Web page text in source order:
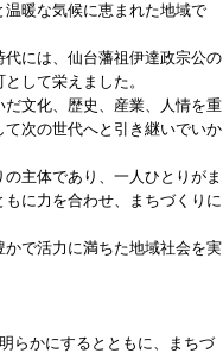
暖な気候に恵まれた地域で
には、仙台藩祖伊達政宗公の
して栄えました。
文化、歴史、産業、人情を重
次の世代へと引き継いでいか
主体であり、一人ひとりがま
に力を合わせ、まちづくりに
で活力に満ちた地域社会を実
らかにするとともに、まちづ